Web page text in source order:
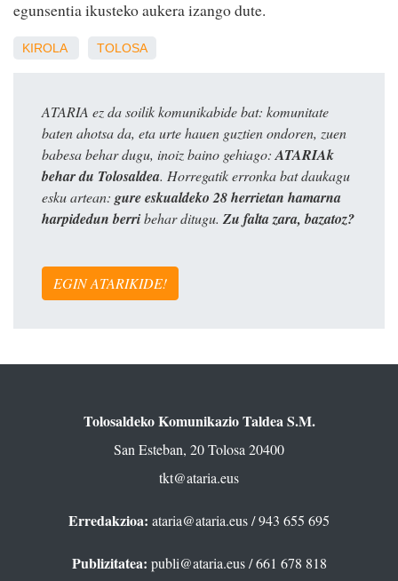
egunsentia ikusteko aukera izango dute.
KIROLA TOLOSA
ATARIA ez da soilik komunikabide bat: komunitate
baten ahotsa da, eta urte hauen guztien ondoren, zuen
babesa behar dugu, inoiz baino gehiago:ATARIAk
behar du Tolosaldea. Horregatik erronka bat daukagu
esku artean: gure eskualdeko 28 herrietan hamarna
harpidedun berribehar ditugu. Zu falta zara, bazatoz?
EGIN ATARIKIDE!
Tolosaldeko Komunikazio Taldea S.M.
San Esteban, 20 Tolosa 20400
tkt@ataria.eus
Erredakzioa: ataria@ataria.eus/ 943 655 695
Publizitatea: publi@ataria.eus/ 661 678 818